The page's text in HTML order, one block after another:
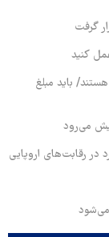
گرفت
کنید
باید مبلغ
می‌رود
در رقابت‌های اروپایی
می‌شود